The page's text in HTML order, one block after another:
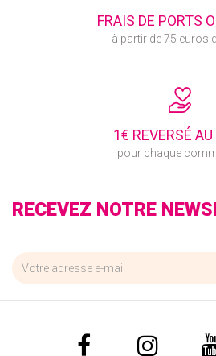
FRAIS DE PORTS
à partir de 75 euros
1€ REVERSÉ
pour chaque
RECEVEZ NOTRE